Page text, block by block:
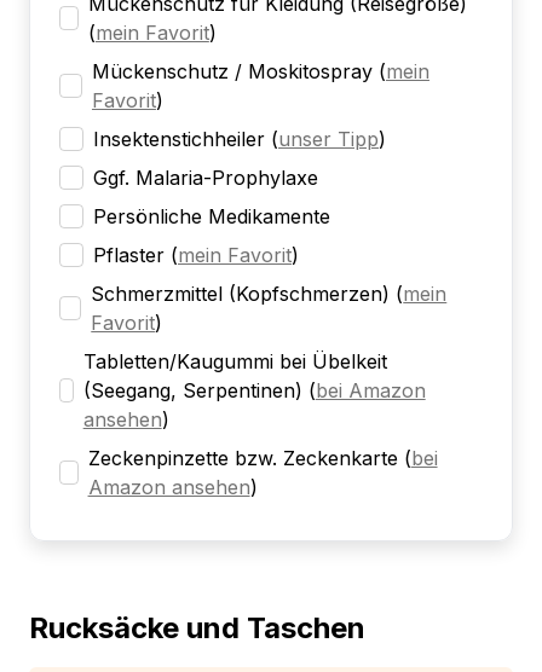
(mein Favorit)
Mückenschutz / Moskitospray (mein
Favorit)
Insektenstichheiler (unser Tipp)
Ggf. Malaria-Prophylaxe
Persönliche Medikamente
Pflaster (mein Favorit)
Schmerzmittel (Kopfschmerzen) (mein
Favorit)
Tabletten/Kaugummi bei Übelkeit
(Seegang, Serpentinen) (bei Amazon
ansehen)
Zeckenpinzette bzw. Zeckenkarte (bei
Amazon ansehen)
Rucksäcke und Taschen